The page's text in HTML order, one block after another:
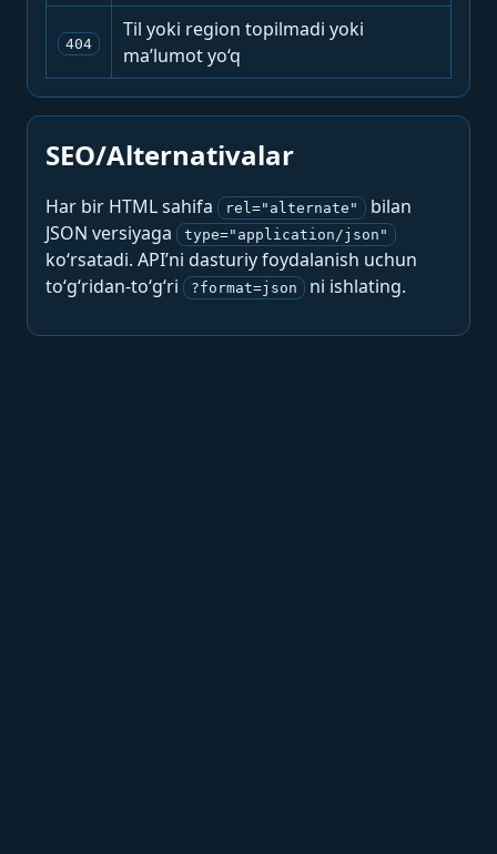
404
Til yoki region topilmadi yoki
ma’lumot yo‘q
SEO/Alternativalar
Har bir HTML sahifa rel="alternate"
bilan
JSON versiyaga
type="application/json"
ko‘rsatadi. API’ni dasturiy foydalanish uchun
to‘g‘ridan-to‘g‘ri
?format=json ni ishlating.